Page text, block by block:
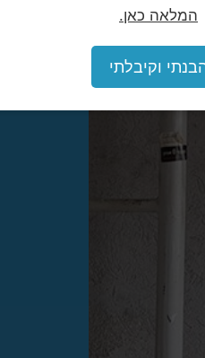
המלאה כאן.
וקיבלתי